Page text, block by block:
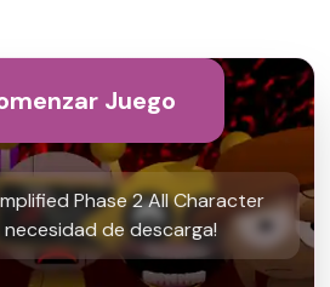
Juego
Phase 2 All Character
necesidad de descarga!